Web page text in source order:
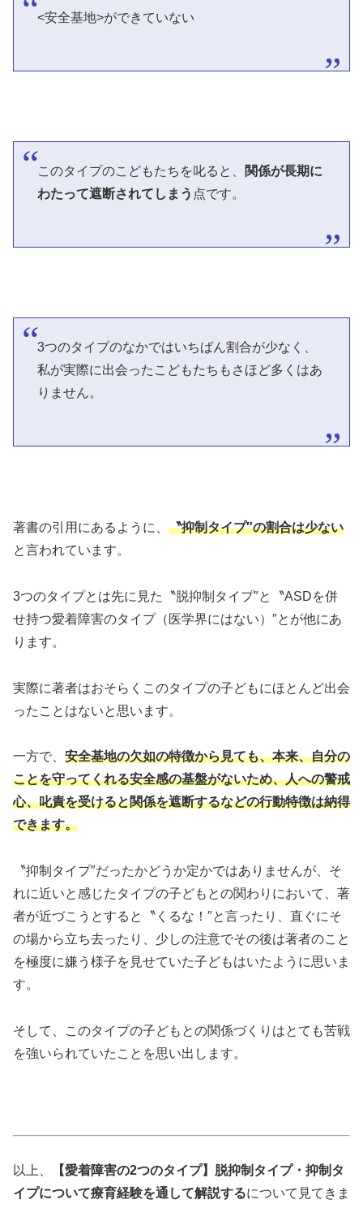
<安全基地>ができていない
このタイプのこどもたちを叱ると、
関係が長期に
わたって遮断されてしまう 点です。
3つのタイプのなかではいちばん割合が少なく、
私が実際に出会ったこどもたちもさほど多くはあ
りません。
著書の引用にあるように、 〝抑制タイプ″の割合は少ない
と言われています。
3つのタイプとは先に見た〝脱抑制タイプ″と〝ASDを併
せ持つ愛着障害のタイプ（医学界にはない）″とが他にあ
ります。
実際に著者はおそらくこのタイプの子どもにほとんど出会
ったことはないと思います。
一方で、 安全基地の欠如の特徴から見ても、本来、自分の
ことを守ってくれる安全感の基盤がないため、人への警戒
心、叱責を受けると関係を遮断するなどの行動特徴は納得
できます。
〝抑制タイプ″だったかどうか定かではありませんが、そ
れに近いと感じたタイプの子どもとの関わりにおいて、著
者が近づこうとすると〝くるな！″と言ったり、直ぐにそ
の場から立ち去ったり、少しの注意でその後は著者のこと
を極度に嫌う様子を見せていた子どもはいたように思いま
す。
そして、このタイプの子どもとの関係づくりはとても苦戦
を強いられていたことを思い出します。
以上、
【愛着障害の2つのタイプ】脱抑制タイプ・抑制タ
イプについて療育経験を通して解説するについて見てきま